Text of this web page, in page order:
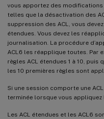
vous apportez des modifications
telles que la désactivation des
suppression des ACL, vous
étendues. Vous devez les
journalisation. La procédure
ACL6 les réapplique toutes. Par
règles ACL étendues 1 à 10, puis
les 10 premières règles sont
Si une session comporte une
terminée lorsque vous appliquez
Les ACL étendues et les ACL6